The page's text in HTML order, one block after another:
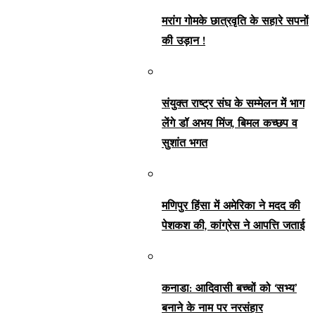
मरांग गोमके छात्रवृति के सहारे सपनों
की उड़ान !
संयुक्त राष्ट्र संघ के सम्मेलन में भाग
लेंगे डॉ अभय मिंज, बिमल कच्छप व
सुशांत भगत
मणिपुर हिंसा में अमेरिका ने मदद की
पेशकश की, कांग्रेस ने आपत्ति जताई
कनाडा: आदिवासी बच्चों को ‘सभ्य’
बनाने के नाम पर नरसंहार